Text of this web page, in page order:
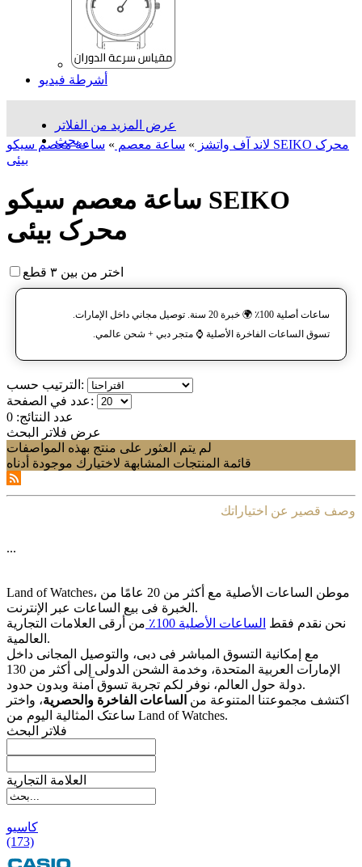
أشرطة فيديو
عرض المزيد من الفلاتر
بحث...
لاند آف واتشز » ساعة معصم » ساعة معصم سیکو SEIKO محرک
بیئی
ساعة معصم سیکو SEIKO
محرک بیئی
اختر من بين ٣ قطع
ساعات أصلية 100٪ 🌍 خبرة 20 سنة. توصيل مجاني داخل الإمارات.
تسوق الساعات الفاخرة الأصلية ⌚️ متجر دبي + شحن عالمي.
الترتيب حسب:
عدد في الصفحة:
عدد النتائج: 0
عرض فلاتر البحث
لم يتم العثور على منتج بهذه المواصفات
قائمة المنتجات المشابهة لاختيارك موجودة أدناه
وصف قصير عن اختياراتك
...
Land of Watches، موطن الساعات الأصلیة مع أکثر من 20 عامًا من
الخبرة فی بیع الساعات عبر الإنترنت.
نحن نقدم فقط الساعات الأصلیة 100٪
من أرقى العلامات التجاریة
العالمیة.
مع إمکانیة التسوق المباشر فی دبی، والتوصیل المجانی داخل
الإمارات العربیة المتحدة، وخدمة الشحن الدولی إلى أکثر من 130
دولة حول العالم، نوفر لکم تجربة تسوق آمنة وبدون حدود.
اکتشف مجموعتنا المتنوعة من الساعات الفاخرة والحصریة، واختر
ساعتک المثالیة الیوم من Land of Watches.
فلاتر البحث
العلامة التجارية
کاسیو
(173)